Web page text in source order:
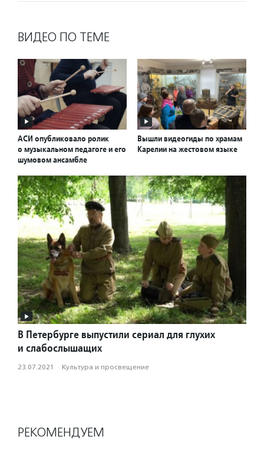
ВИДЕО ПО ТЕМЕ
АСИ опубликовало ролик
о музыкальном педагоге и его
шумовом ансамбле
Вышли видеогиды по храмам
Карелии на жестовом языке
В Петербурге выпустили сериал для глухих
и слабослышащих
23.07.2021 · Культура и просвещение
РЕКОМЕНДУЕМ